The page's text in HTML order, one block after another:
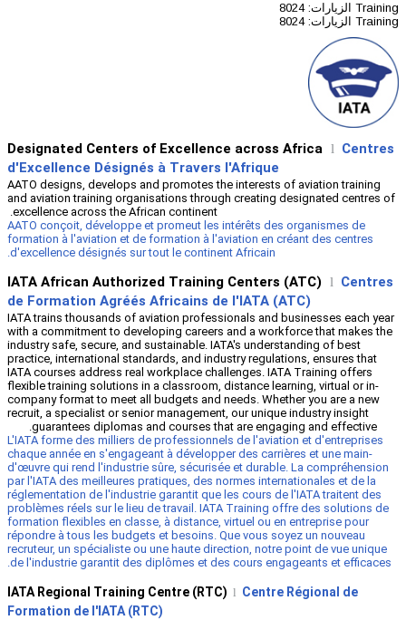
Designated Centers of
d'Excellence Désignés à
AATO designs, develops and promotes
and aviation training organisations
excellence across the African continent.
AATO conçoit, développe et promeut
formation à l'aviation et de formation à
d'excellence désignés sur tout le
IATA African Authorized
de Formation Agréés Africains
IATA trains thousands of aviation
with a commitment to developing
industry safe, secure, and sustainable.
practice, international standards, and
IATA courses address real workplace
flexible training solutions in a classroom,
company format to meet all budgets and
recruit, a specialist or senior
guarantees diplomas and courses
L'IATA forme des milliers de
chaque année en s'engageant à
d'œuvre qui rend l'industrie sûre,
par l'IATA des meilleures pratiques, des
réglementation de l'industrie garantit
problèmes réels sur le lieu de travail.
formation flexibles en classe, à distance,
répondre à tous les budgets et besoins.
recruteur, un spécialiste ou une haute
de l'industrie garantit des diplômes et
IATA Regional Training Centre